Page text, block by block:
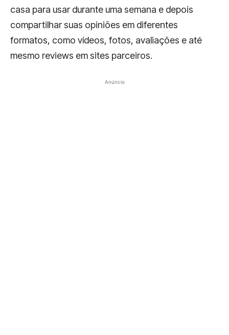
casa para usar durante uma semana e depois
compartilhar suas opiniões em diferentes
formatos, como vídeos, fotos, avaliações e até
mesmo reviews em sites parceiros.
Anúncio